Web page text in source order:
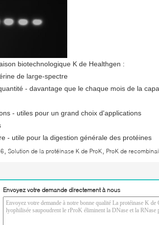
biotechnologique K de Healthgen :
de large-spectre
- davantage que le chaque mois de la
- utiles pour un grand choix d'applications
- utile pour la digestion générale des protéines
Solution de la protéinase K de ProK ProK de
Envoyez votre demande directement à nous